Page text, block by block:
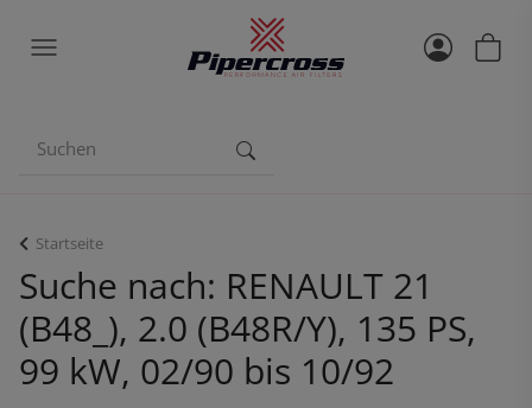
Startseite
Suche nach: RENAULT 21
(B48_), 2.0 (B48R/Y), 135 PS,
99 kW, 02/90 bis 10/92